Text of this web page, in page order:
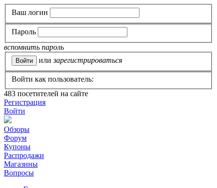
Ваш логин
Пароль
вспомнить пароль
или зарегистрироваться
Войти как пользователь:
483 посетителей на сайте
Регистрация
Войти
Обзоры
Форум
Купоны
Распродажи
Магазины
Вопросы